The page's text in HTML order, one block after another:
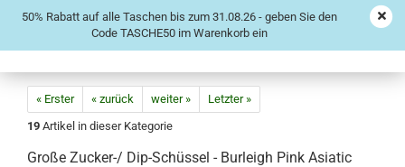
50% Rabatt auf alle Taschen bis zum 31.08.26 - geben Sie den
Code TASCHE50 im Warenkorb ein
« Erster « zurück weiter »
Letzter »
19 Artikel in dieser Kategorie
Große Zucker-/ Dip-Schüssel - Burleigh Pink Asiatic